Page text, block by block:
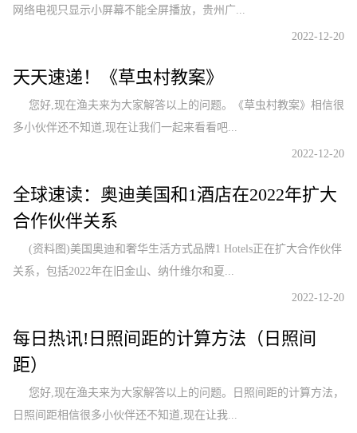
网络电视只显示小屏幕不能全屏播放，贵州广...
2022-12-20
天天速递！《草虫村教案》
您好,现在渔夫来为大家解答以上的问题。《草虫村教案》相信很
多小伙伴还不知道,现在让我们一起来看看吧...
2022-12-20
全球速读：奥迪美国和1酒店在2022年扩大
合作伙伴关系
(资料图)美国奥迪和奢华生活方式品牌1 Hotels正在扩大合作伙伴
关系，包括2022年在旧金山、纳什维尔和夏...
2022-12-20
每日热讯!日照间距的计算方法（日照间
距）
您好,现在渔夫来为大家解答以上的问题。日照间距的计算方法，
日照间距相信很多小伙伴还不知道,现在让我...